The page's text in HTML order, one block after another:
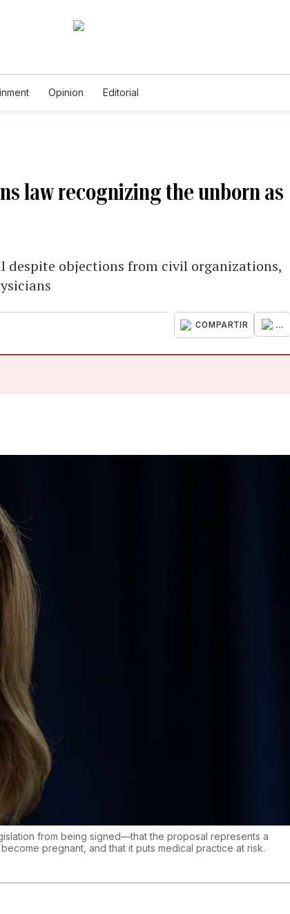
Opinion Editorial
law recognizing the unborn as
despite objections from civil organizations,
COMPARTIR ...
from being signed—that the proposal represents a
pregnant, and that it puts medical practice at risk.